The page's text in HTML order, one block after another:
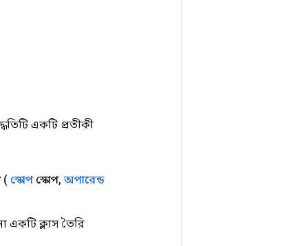
একটি প্রতীকী
( স্কোপস্কোপ, অপারেন্ড
ক্লাস তৈরি